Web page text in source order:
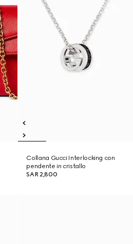
Collana Gucci Interlocking con
pendente in cristallo
SAR 2,800